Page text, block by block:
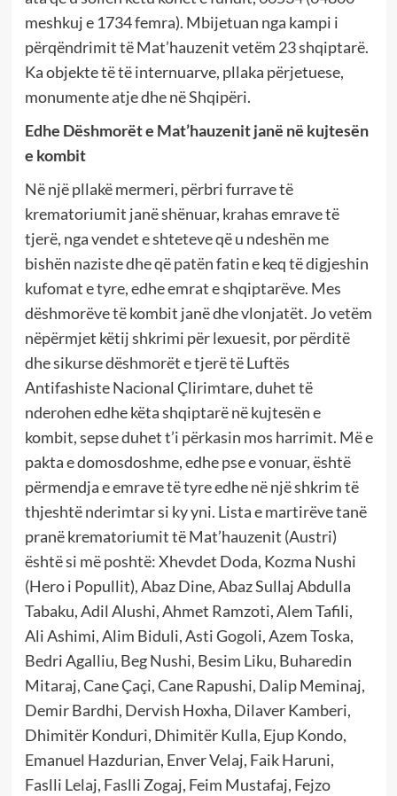
meshkuj e 1734 femra). Mbijetuan nga kampi i
përqëndrimit të Mat’hauzenit vetëm 23 shqiptarë.
Ka objekte të të internuarve, pllaka përjetuese,
monumente atje dhe në Shqipëri.
Edhe Dëshmorët e Mat’hauzenit janë në kujtesën
e kombit
Në një pllakë mermeri, përbri furrave të
krematoriumit janë shënuar, krahas emrave të
tjerë, nga vendet e shteteve që u ndeshën me
bishën naziste dhe që patën fatin e keq të digjeshin
kufomat e tyre, edhe emrat e shqiptarëve. Mes
dëshmorëve të kombit janë dhe vlonjatët. Jo vetëm
nëpërmjet këtij shkrimi për lexuesit, por përditë
dhe sikurse dëshmorët e tjerë të Luftës
Antifashiste Nacional Çlirimtare, duhet të
nderohen edhe këta shqiptarë në kujtesën e
kombit, sepse duhet t’i përkasin mos harrimit. Më e
pakta e domosdoshme, edhe pse e vonuar, është
përmendja e emrave të tyre edhe në një shkrim të
thjeshtë nderimtar si ky yni. Lista e martirëve tanë
pranë krematoriumit të Mat’hauzenit (Austri)
është si më poshtë: Xhevdet Doda, Kozma Nushi
(Hero i Popullit), Abaz Dine, Abaz Sullaj Abdulla
Tabaku, Adil Alushi, Ahmet Ramzoti, Alem Tafili,
Ali Ashimi, Alim Biduli, Asti Gogoli, Azem Toska,
Bedri Agalliu, Beg Nushi, Besim Liku, Buharedin
Mitaraj, Cane Çaçi, Cane Rapushi, Dalip Meminaj,
Demir Bardhi, Dervish Hoxha, Dilaver Kamberi,
Dhimitër Konduri, Dhimitër Kulla, Ejup Kondo,
Emanuel Hazdurian, Enver Velaj, Faik Haruni,
Faslli Lelaj, Faslli Zogaj, Feim Mustafaj, Fejzo